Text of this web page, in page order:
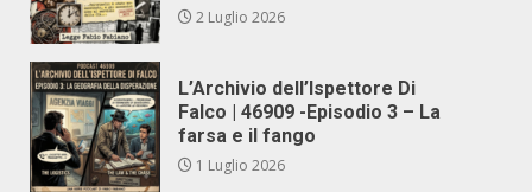
2 Luglio 2026
L’Archivio dell’Ispettore Di
Falco | 46909 -Episodio 3 – La
farsa e il fango
1 Luglio 2026